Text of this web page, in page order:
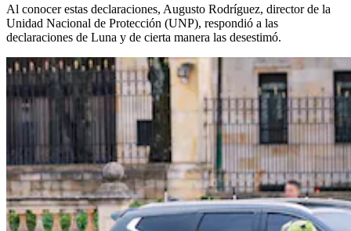
Al conocer estas declaraciones, Augusto Rodríguez, director de la
Unidad Nacional de Protección (UNP), respondió a las
declaraciones de Luna y de cierta manera las desestimó.